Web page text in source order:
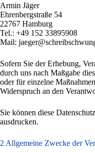
Armin Jäger
Ehrenbergstraße 54
22767 Hamburg
Tel.: +49 152 33895908
Mail:
Sofern Sie der Erhebung,
durch uns nach Maßgabe
oder für einzelne
Widerspruch an den
Sie können diese
ausdrucken.
2 Allgemeine Zwecke der